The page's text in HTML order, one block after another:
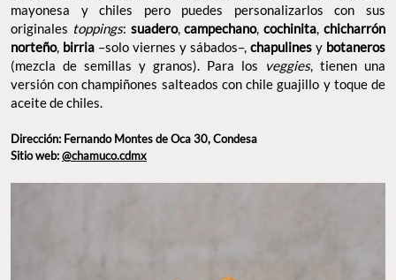
mayonesa y chiles pero puedes personalizarlos con sus
originales toppings: suadero,campechano,cochinita,chicharrón
norteño, birria –solo viernes y sábados–, chapulines y botaneros
(mezcla de semillas y granos). Para los
veggies, tienen una
versión con champiñones salteados con chile guajillo y toque de
aceite de chiles.
Dirección: Fernando Montes de Oca 30, Condesa
Sitio web:@chamuco.cdmx